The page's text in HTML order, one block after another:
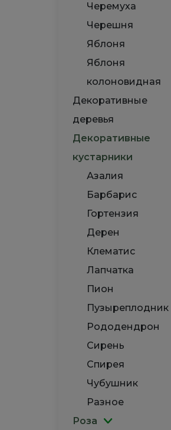
Черемуха
Черешня
Яблоня
Яблоня
колоновидная
Декоративные
деревья
Декоративные
кустарники
Азалия
Барбарис
Гортензия
Дерен
Клематис
Лапчатка
Пион
Пузыреплодник
Рододендрон
Сирень
Спирея
Чубушник
Разное
Роза